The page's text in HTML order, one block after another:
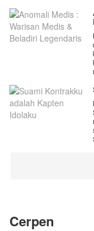
Cerpen